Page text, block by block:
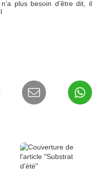
plus besoin d’être dit, il